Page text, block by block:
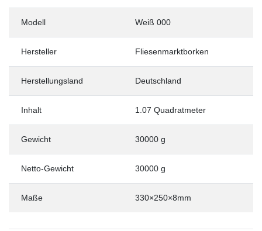
Modell Weiß 000
Hersteller Fliesenmarktborken
Herstellungsland Deutschland
Inhalt 1.07 Quadratmeter
Gewicht 30000 g
Netto-Gewicht 30000 g
Maße 330×250×8mm